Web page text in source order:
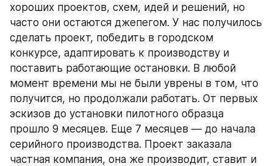
хороших проектов, схем, идей и решений, но
часто они остаются джепегом. У нас получилось
сделать проект, победить в городском
конкурсе, адаптировать к производству и
поставить работающие остановки. В любой
момент времени мы не были уврены в том, что
получится, но продолжали работать. От первых
эскизов до установки пилотного образца
прошло 9 месяцев. Еще 7 месяцев — до начала
серийного производства. Проект заказала
частная компания, она же производит, ставит и